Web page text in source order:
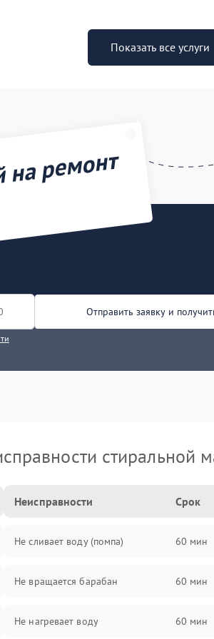
Показать все услуги
ремонт
Отправить заявку и
стиральной
Неисправности Срок
Не сливает воду (помпа) 60 мин
Не вращается барабан 60 мин
Не нагревает воду 60 мин